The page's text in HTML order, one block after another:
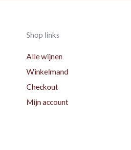
Shop links
Alle wijnen
Winkelmand
Checkout
Mijn account